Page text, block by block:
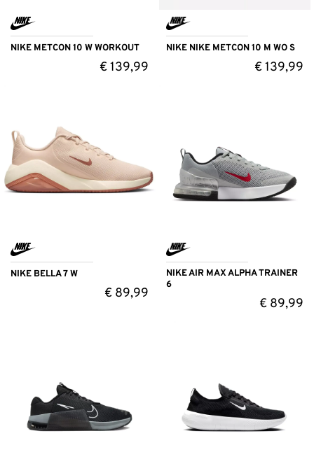
NIKE METCON 10 W WORKOUT
€139,99
NIKE NIKE METCON 10 M WO S
€139,99
NIKE BELLA 7 W
€89,99
NIKE AIR MAX ALPHA TRAINER
6
€ 89,99